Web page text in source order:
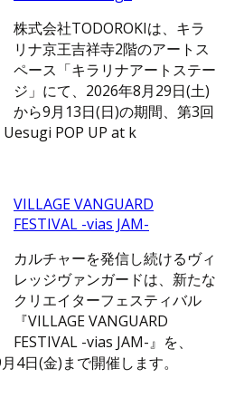
株式会社TODOROKIは、キラ
リナ京王吉祥寺2階のアートス
ペース「キラリナアートステー
ジ」にて、2026年8月29日(土)
から9月13日(日)の期間、第3回
POP UP at k
VILLAGE VANGUARD
FESTIVAL -vias JAM-
カルチャーを発信し続けるヴィ
レッジヴァンガードは、新たな
クリエイターフェスティバル
『VILLAGE VANGUARD
FESTIVAL -vias JAM-』を、
4日(金)まで開催します。